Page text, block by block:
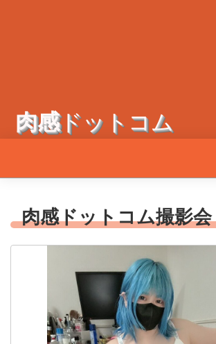
肉感ドットコム
肉感ドットコム撮影